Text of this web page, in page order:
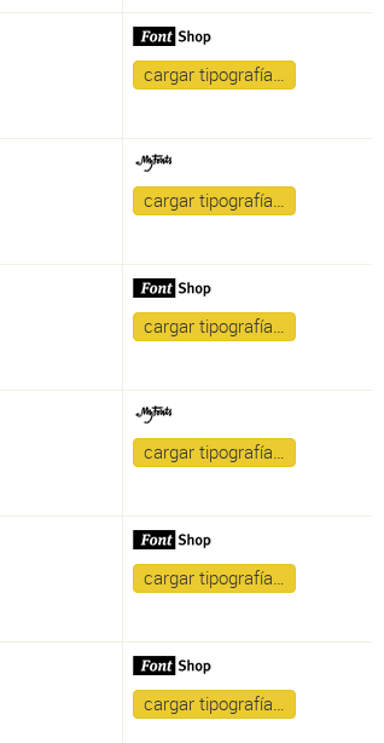
cargar tipografía…
cargar tipografía…
cargar tipografía…
cargar tipografía…
cargar tipografía…
cargar tipografía…